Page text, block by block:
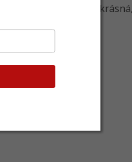
provedení –